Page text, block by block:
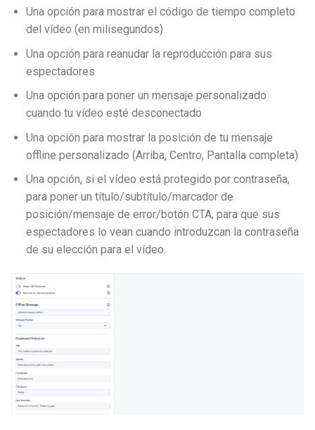
Una opción para mostrar el código de tiempo completo
del vídeo (en milisegundos)
Una opción para reanudar la reproducción para sus
espectadores
Una opción para poner un mensaje personalizado
cuando tu vídeo esté desconectado
Una opción para mostrar la posición de tu mensaje
offline personalizado (Arriba, Centro, Pantalla completa)
Una opción, si el vídeo está protegido por contraseña,
para poner un título/subtítulo/marcador de
posición/mensaje de error/botón CTA, para que sus
espectadores lo vean cuando introduzcan la contraseña
de su elección para el vídeo.